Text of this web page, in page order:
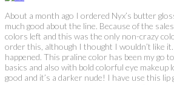
About a month ago I ordered Nyx’s butter
much good about the line. Because of the
colors left and this was the only non-crazy
order this, although I thought I wouldn’t like
happened. This praline color has been my go
basics and also with bold colorful eye makeup
good and it’s a darker nude! I have use this